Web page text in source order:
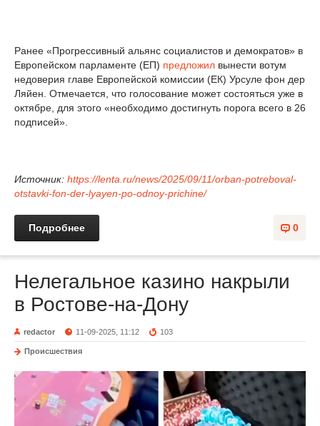
Ранее «Прогрессивный альянс социалистов и демократов» в
Европейском парламенте (ЕП) предложил вынести вотум
недоверия главе Европейской комиссии (ЕК) Урсуле фон дер
Ляйен. Отмечается, что голосование может состояться уже в
октябре, для этого «необходимо достигнуть порога всего в 26
подписей».
Источник: https://lenta.ru/news/2025/09/11/orban-potreboval-
otstavki-fon-der-lyayen-po-odnoy-prichine/
0
Подробнее
Нелегальное казино накрыли
в Ростове-на-Дону
redactor 11-09-2025, 11:12 103
Происшествия